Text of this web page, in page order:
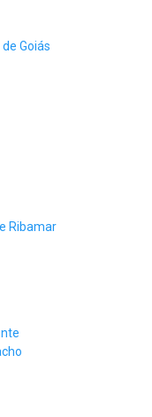
Goiás
Ribamar